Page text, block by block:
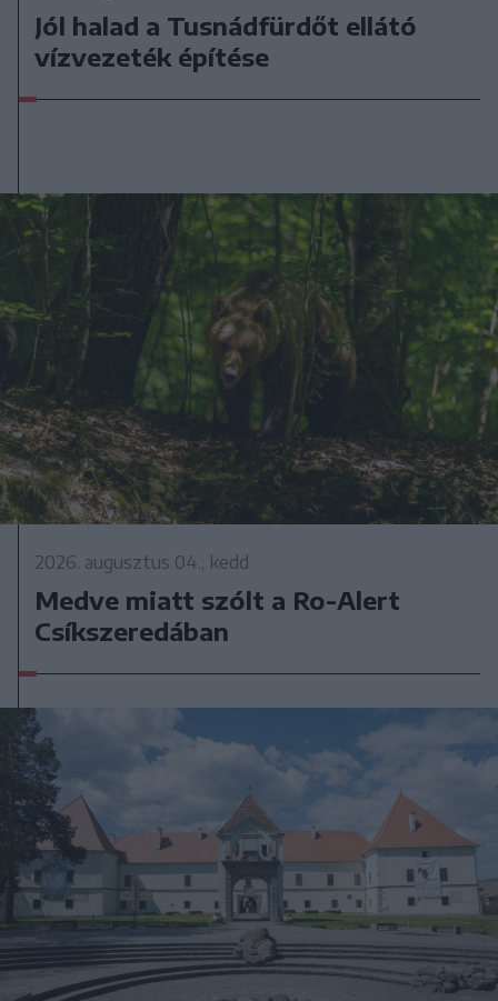
Jól halad a Tusnádfürdőt ellátó
vízvezeték építése
2026. augusztus 04., kedd
Medve miatt szólt a Ro-Alert
Csíkszeredában